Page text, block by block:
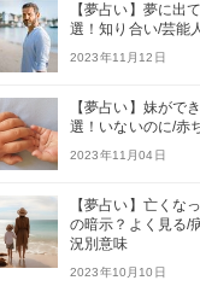
【夢占い】夢に出
選！知り合い/芸能
2023年11月12日
【夢占い】妹がで
選！いないのに/赤
2023年11月04日
【夢占い】亡くな
の暗示？よく見る/
況別意味
2023年10月10日